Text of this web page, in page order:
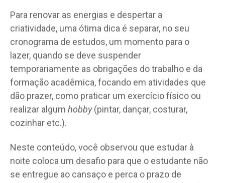
Para renovar as energias e despertar a
criatividade, uma ótima dica é separar, no seu
cronograma de estudos, um momento para o
lazer, quando se deve suspender
temporariamente as obrigações do trabalho e da
formação acadêmica, focando em atividades que
dão prazer, como praticar um exercício físico ou
realizar algum hobby(pintar, dançar, costurar,
cozinhar etc.).
Neste conteúdo, você observou que estudar à
noite coloca um desafio para que o estudante não
se entregue ao cansaço e perca o prazo de